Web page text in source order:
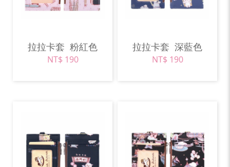
拉拉卡套 粉紅色
NT$ 190
拉拉卡套 深藍色
NT$ 190